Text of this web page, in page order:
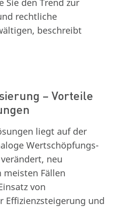
Sie den Trend zur
rechtliche
beschreibt
– Vorteile
liegt auf der
Wertschöpfungs-
neu
Fällen
von
Effizienzsteigerung und